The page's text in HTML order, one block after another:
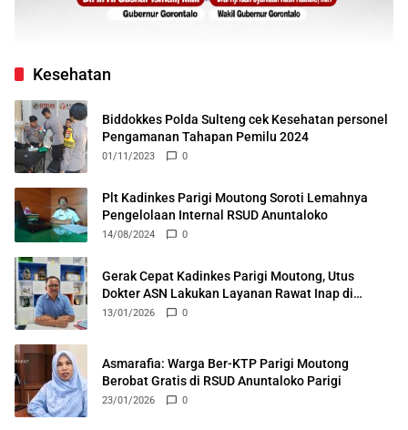
Kesehatan
Biddokkes Polda Sulteng cek Kesehatan personel
Pengamanan Tahapan Pemilu 2024
01/11/2023 0
Plt Kadinkes Parigi Moutong Soroti Lemahnya
Pengelolaan Internal RSUD Anuntaloko
14/08/2024 0
Gerak Cepat Kadinkes Parigi Moutong, Utus
Dokter ASN Lakukan Layanan Rawat Inap di
Puskesmas Ongka
13/01/2026 0
Asmarafia: Warga Ber-KTP Parigi Moutong
Berobat Gratis di RSUD Anuntaloko Parigi
23/01/2026 0